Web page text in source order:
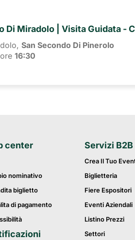
Di Miradolo | Visita Guidata -
San Secondo Di Pinerolo
16:30
center
nominativo
biglietto
di pagamento
Servizi B2B
Crea Il Tuo
Biglietteria
Fiere Espositori
Eventi Aziendali
Listino Prezzi
Settori